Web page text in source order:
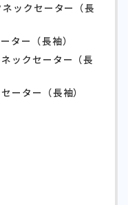
ックセーター（長
ター（長袖）
ックセーター（長
ーター（長袖）